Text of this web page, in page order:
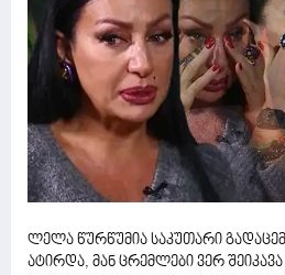
ლელა წურწუმია საკუთარი
ატირდა, მან ცრემლები ვერ